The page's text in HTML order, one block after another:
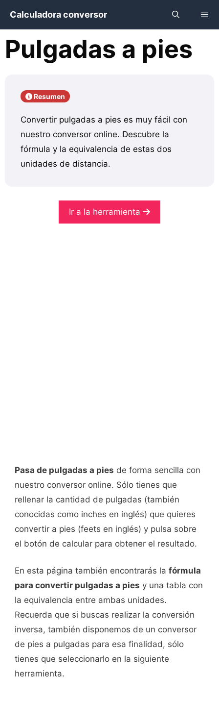
contenido
Calculadora conversor
Pulgadas a pies
Resumen
Convertir pulgadas a pies es muy fácil con
nuestro conversor online. Descubre la
fórmula y la equivalencia de estas dos
unidades de distancia.
Ir a la herramienta
Pasa de pulgadas a pies de forma sencilla con
nuestro conversor online. Sólo tienes que
rellenar la cantidad de pulgadas (también
conocidas como inches en inglés) que quieres
convertir a pies (feets en inglés) y pulsa sobre
el botón de calcular para obtener el resultado.
En esta página también encontrarás la fórmula
para convertir pulgadas a pies y una tabla con
la equivalencia entre ambas unidades.
Recuerda que si buscas realizar la conversión
inversa, también disponemos de un conversor
de pies a pulgadas para esa finalidad, sólo
tienes que seleccionarlo en la siguiente
herramienta.